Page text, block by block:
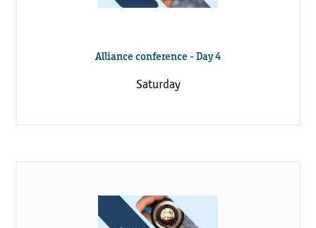
Alliance conference - Day 4
Saturday